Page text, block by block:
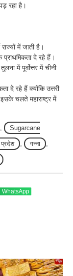
रहा है।
में जाती है।
प्राथमिकता दे रहे हैं।
में पूर्वोत्तर में चीनी
दे रहे हैं क्योंकि उत्तरी
इसके चलते महाराष्ट्र में
, Sugarcane
प्रदेश , गन्ना ,
WhatsApp